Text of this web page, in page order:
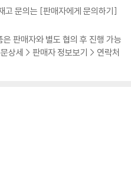
스토리까지
하지 못한 요리 비법과 방송 뒷이
메뉴 각각, 조리 과정 하나하나를
재료를 더 넣으면…’, ‘그때는 실수
어서 그렇게 했지만 집에서 다시
인드 스토리 등은 오직 이 책의 독
고 문의는 [판매자에게 문의하기]
판매자와 별도 협의 후 진행 가능
상세 > 판매자 정보보기 > 연락처